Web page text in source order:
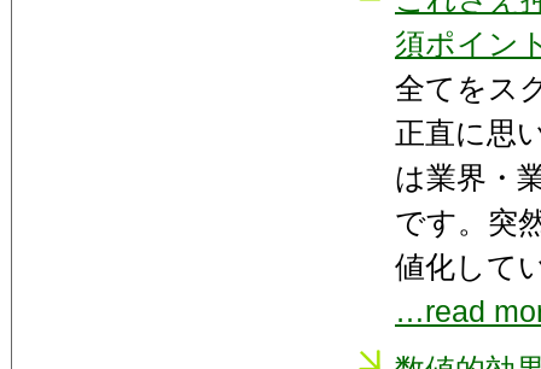
須ポイン
全てをス
正直に思
は業界・
です。突
値化して
…read